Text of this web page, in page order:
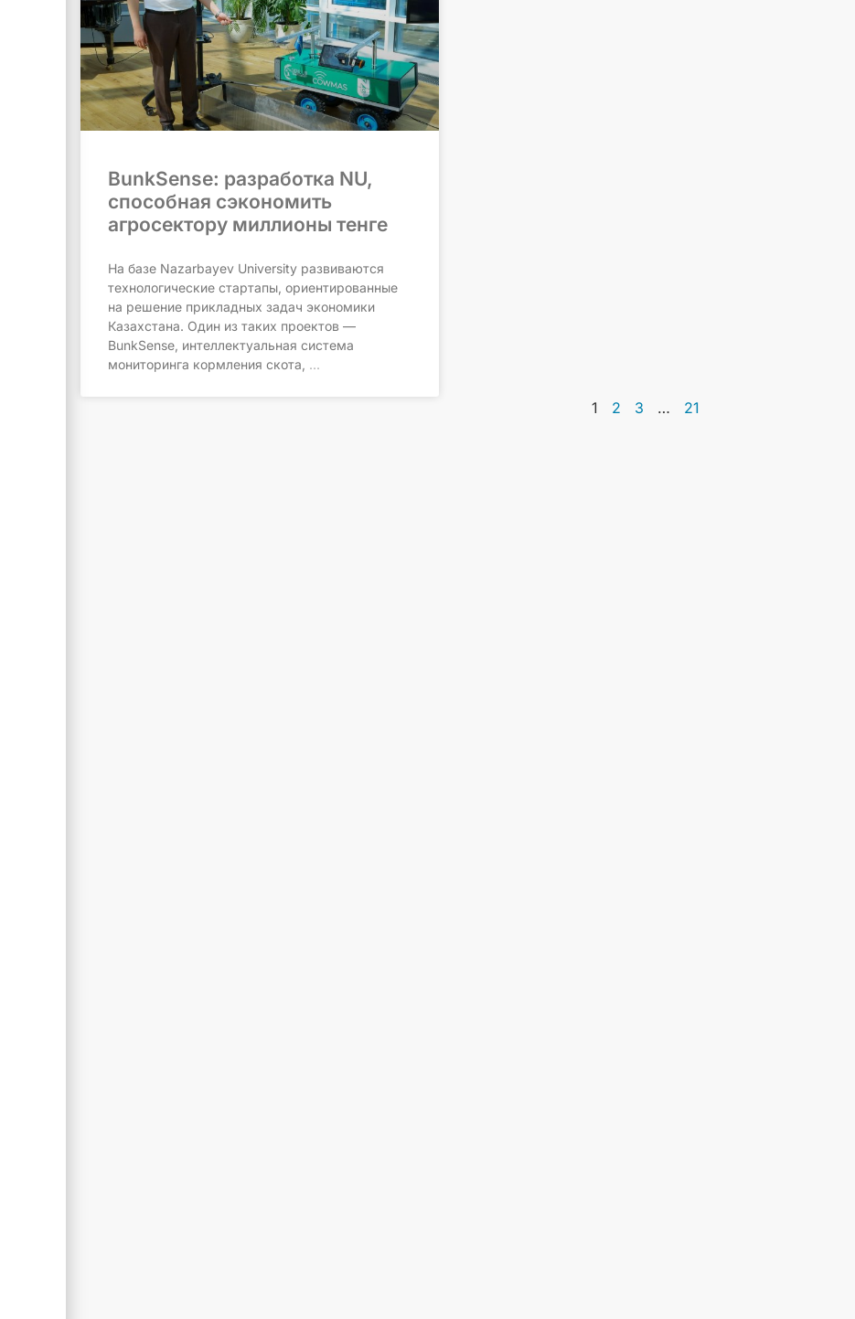
BunkSense: разработка NU,
способная сэкономить
агросектору миллионы тенге
На базе Nazarbayev University развиваются
технологические стартапы, ориентированные
на решение прикладных задач экономики
Казахстана. Один из таких проектов —
BunkSense, интеллектуальная система
мониторинга кормления скота,
1 2 3 … 21